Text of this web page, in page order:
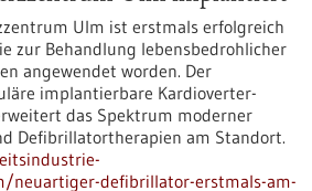
Ulm ist erstmals erfolgreich
zur Behandlung lebensbedrohlicher
angewendet worden. Der
implantierbare Kardioverter-​
das Spektrum moderner
Defibrillatortherapien am Standort.
neuartiger-defibrillator-erstmals-am-